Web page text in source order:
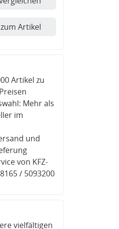
Artikel
Artikel zu
Mehr als
im
und
von KFZ-
/ 5093200
vielfältigen